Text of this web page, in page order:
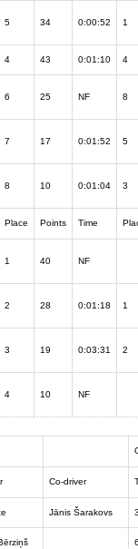
5 34 0:00:52 1
4 43 0:01:10 4
6 25 NF 8
7 17 0:01:52 5
8 10 0:01:04 3
Place Points Time
1 40 NF
2 28 0:01:18 1
3 19 0:03:31 2
4 10 NF
Co-driver
Jānis Šarakovs